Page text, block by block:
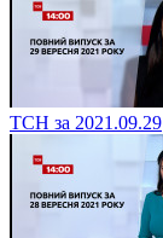
ТСН за 2021.09.29